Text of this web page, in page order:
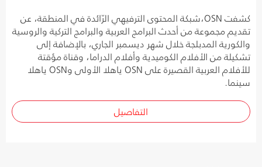
كشفت OSN،شبكة المحتوى الترفيهي الرّائدة في المنطقة، عن
تقديم مجموعة من أحدث البرامج العربية والبرامج التركية والروسية
والكورية المدبلجة خلال شهر ديسمبر الجاري، بالإضافة إلى
تشكيلة من الأفلام الكوميدية وأفلام الدراما، وقناة مؤقتة
للأفلام العربية القصيرة على OSN ياهلا الأولى وOSN ياهلا
سينما.
التفاصيل